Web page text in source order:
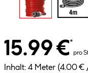
15.99 €*
pro
Inhalt: 4 Meter (4.00 €